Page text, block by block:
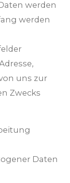
werden
werden
uns zur
Zwecks
Daten